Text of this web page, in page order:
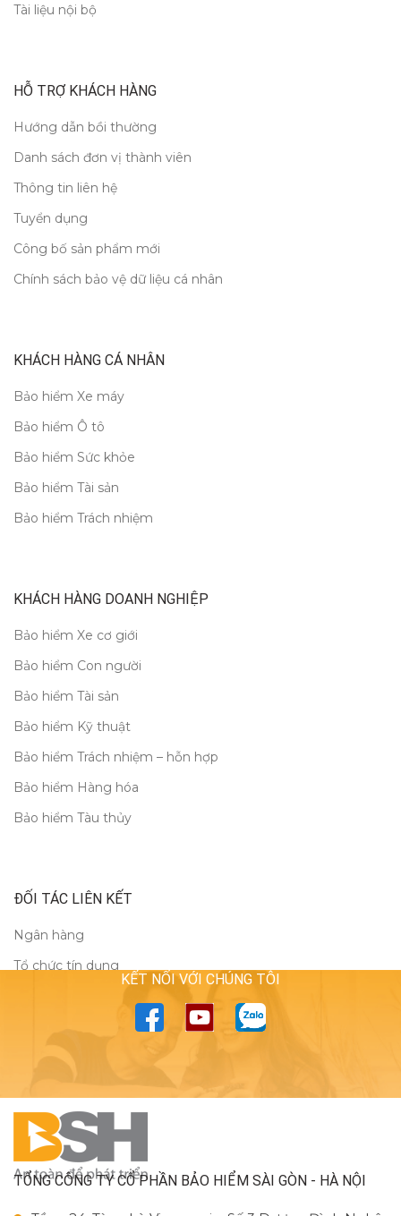
Tài liệu nội bộ
HỖ TRỢ KHÁCH HÀNG
Hướng dẫn bồi thường
Danh sách đơn vị thành viên
Thông tin liên hệ
Tuyển dụng
Công bố sản phẩm mới
Chính sách bảo vệ dữ liệu cá nhân
KHÁCH HÀNG CÁ NHÂN
Bảo hiểm Xe máy
Bảo hiểm Ô tô
Bảo hiểm Sức khỏe
Bảo hiểm Tài sản
Bảo hiểm Trách nhiệm
KHÁCH HÀNG DOANH NGHIỆP
Bảo hiểm Xe cơ giới
Bảo hiểm Con người
Bảo hiểm Tài sản
Bảo hiểm Kỹ thuật
Bảo hiểm Trách nhiệm – hỗn hợp
Bảo hiểm Hàng hóa
Bảo hiểm Tàu thủy
ĐỐI TÁC LIÊN KẾT
Ngân hàng
Tổ chức tín dụng
TỔNG CÔNG TY CỔ PHẦN BẢO HIỂM SÀI GÒN - HÀ NỘI
KẾT NỐI VỚI CHÚNG TÔI